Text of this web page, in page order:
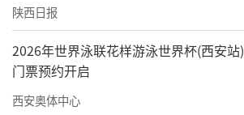
陕西日报
2026年世界泳联花样游泳世界杯(西安站)
门票预约开启
西安奥体中心